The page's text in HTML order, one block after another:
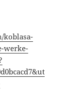
koblasa-
werke-